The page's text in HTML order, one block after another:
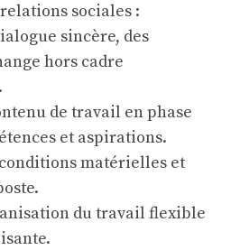
sociales :
sincère, des
hors cadre
de travail en phase
et aspirations.
matérielles et
du travail flexible